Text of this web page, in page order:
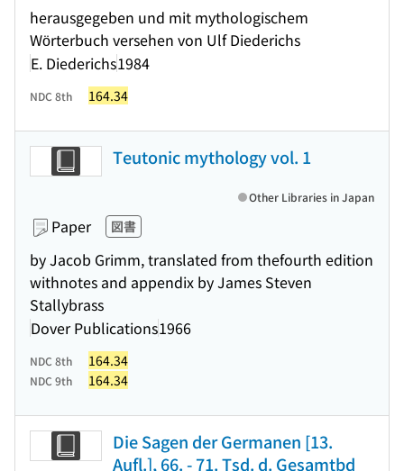
herausgegeben und mit mythologischem
Wörterbuch versehen von Ulf Diederichs
E. Diederichs1984
NDC 8th 164.34
Teutonic mythology vol. 1
Paper 図書
by Jacob Grimm, translated from thefourth edition
withnotes and appendix by James Steven
Stallybrass
Dover Publications1966
Other Libraries in Japan
NDC 8th 164.34
NDC 9th 164.34
Die Sagen der Germanen [13.
Aufl.], 66. - 71. Tsd. d. Gesamtbd